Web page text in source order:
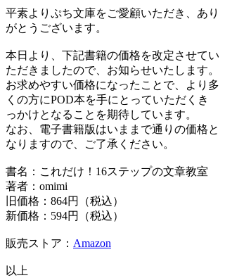
平素よりぷち文庫をご愛顧いただき、あり
がとうございます。
本日より、下記書籍の価格を改定させてい
ただきましたので、お知らせいたします。
お求めやすい価格になったことで、より多
くの方にPOD本を手にとっていただくき
っかけとなることを期待しています。
なお、電子書籍版はいままで通りの価格と
なりますので、ご了承ください。
書名：これだけ！16ステップの文章教室
著者：omimi
旧価格：864円（税込）
新価格：594円（税込）
販売ストア： Amazon
以上